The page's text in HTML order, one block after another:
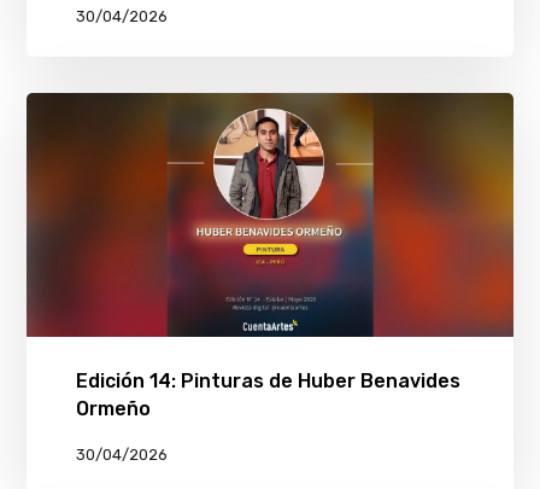
30/04/2026
Edición 14: Pinturas de Huber Benavides
Ormeño
30/04/2026